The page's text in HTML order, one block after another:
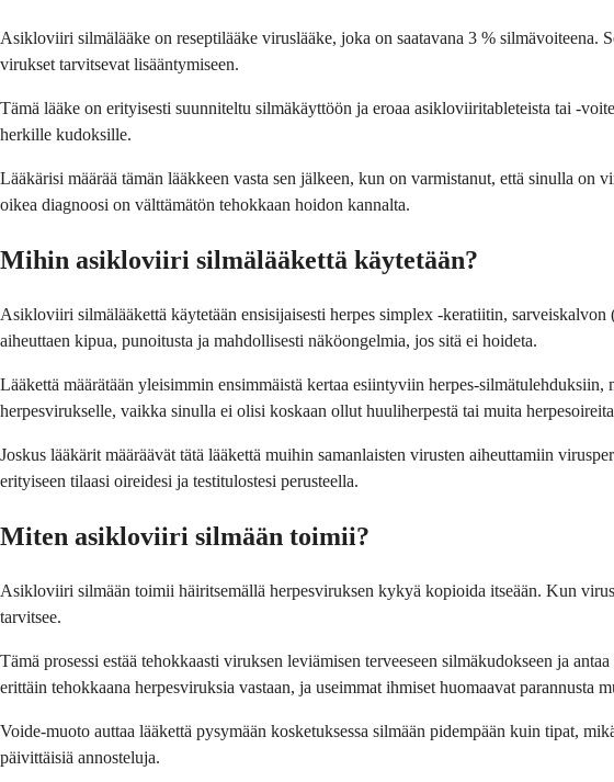
Asikloviiri silmälääke on reseptilääke viruslääke, joka on saatavana 3 %
virukset tarvitsevat lisääntymiseen.
Tämä lääke on erityisesti suunniteltu silmäkäyttöön ja eroaa asikloviiritableteista tai -
herkille kudoksille.
Lääkärisi määrää tämän lääkkeen vasta sen jälkeen, kun on varmistanut, että sinulla
oikea diagnoosi on välttämätön tehokkaan hoidon kannalta.
Mihin asikloviiri silmälääkettä käytetään?
Asikloviiri silmälääkettä käytetään ensisijaisesti herpes simplex -keratiitin,
aiheuttaen kipua, punoitusta ja mahdollisesti näköongelmia, jos sitä ei hoideta.
Lääkettä määrätään yleisimmin ensimmäistä kertaa esiintyviin herpes-
herpesvirukselle, vaikka sinulla ei olisi koskaan ollut huuliherpestä tai muita
Joskus lääkärit määräävät tätä lääkettä muihin samanlaisten virusten aiheuttamiin
erityiseen tilaasi oireidesi ja testitulostesi perusteella.
Miten asikloviiri silmään toimii?
Asikloviiri silmään toimii häiritsemällä herpesviruksen kykyä kopioida itseään. Kun
tarvitsee.
Tämä prosessi estää tehokkaasti viruksen leviämisen terveeseen silmäkudokseen ja
erittäin tehokkaana herpesviruksia vastaan, ja useimmat ihmiset huomaavat parannusta
Voide-muoto auttaa lääkettä pysymään kosketuksessa silmään pidempään kuin tipat,
päivittäisiä annosteluja.